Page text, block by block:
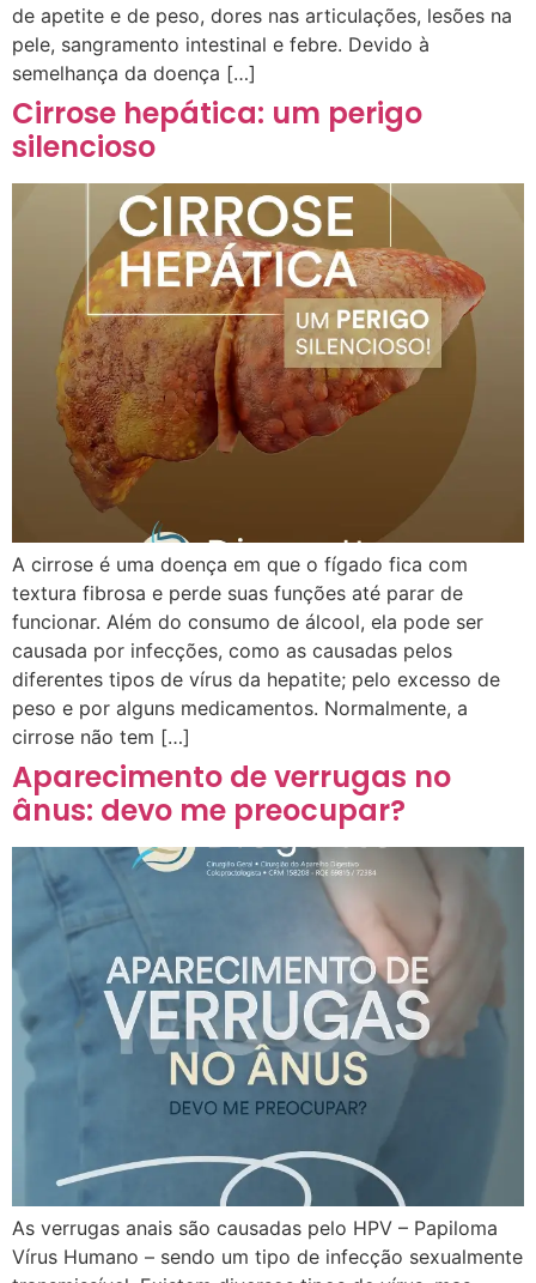
de apetite e de peso, dores nas articulações, lesões na
pele, sangramento intestinal e febre. Devido à
semelhança da doença […]
Cirrose hepática: um perigo
silencioso
A cirrose é uma doença em que o fígado fica com
textura fibrosa e perde suas funções até parar de
funcionar. Além do consumo de álcool, ela pode ser
causada por infecções, como as causadas pelos
diferentes tipos de vírus da hepatite; pelo excesso de
peso e por alguns medicamentos. Normalmente, a
cirrose não tem […]
Aparecimento de verrugas no
ânus: devo me preocupar?
As verrugas anais são causadas pelo HPV – Papiloma
Vírus Humano – sendo um tipo de infecção sexualmente